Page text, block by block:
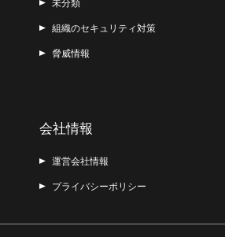
未分類
組織のセキュリティ対策
脅威情報
会社情報
運営会社情報
プライバシーポリシー